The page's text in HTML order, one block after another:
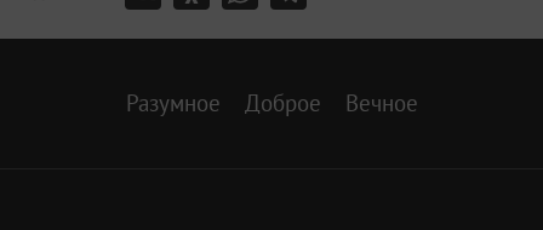
Разумное Доброе Вечное